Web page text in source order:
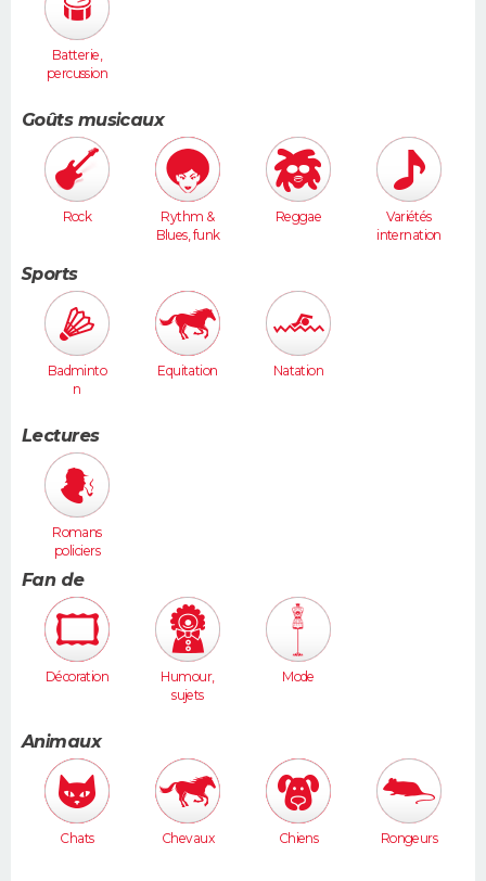
Batterie,
percussion
Goûts musicaux
Rock
Rythm &
Blues, funk
Reggae
Variétés
internation
Sports
Badminto
n
Equitation Natation
Lectures
Romans
policiers
Fan de
Décoration
Humour,
sujets
Mode
Animaux
Chats Chevaux Chiens Rongeurs